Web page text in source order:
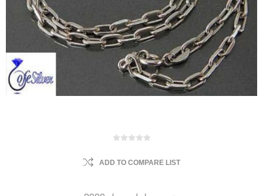
ADD TO COMPARE LIST